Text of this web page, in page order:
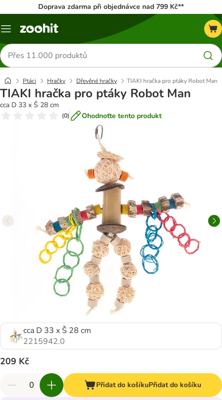
Doprava zdarma při objednávce nad 799 Kč**
Menu
Hledat
produkty
Ptáci Hračky Dřevěné hračky TIAKI hračka pro ptáky Robot Man
TIAKI hračka pro ptáky Robot Man
cca D 33 x Š 28 cm
(0) Ohodnoťte tento produkt
cca D 33 x Š 28 cm
2215942.0
209 Kč
Přidat do košíkuPřidat do košíku